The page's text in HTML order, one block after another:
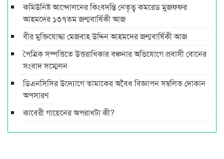
কমিউনিষ্ট আন্দোলনের কিংবদন্তি নেতৃত্ব কমরেড মুজফ্ফর
আহমদের ১৩৭তম জন্মবার্ষিকী আজ
বীর মুক্তিযোদ্ধা মেজবাহ উদ্দিন আহমদের জন্মবার্ষিকী আজ
পৈত্রিক সম্পত্তিতে উত্তরাধিকার বঞ্চনার অভিযোগে প্রবাসী বোনের
সংবাদ সম্মেলন
ডিএনসিসির উদ্যোগে তামাকের অবৈধ বিজ্ঞাপন সম্বলিত দোকান
অপসারণ
কাবেরী গায়েনের অপরাধটা কী?